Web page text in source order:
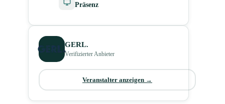
Präsenz
GERL.
Verifizierter Anbieter
Veranstalter anzeigen →